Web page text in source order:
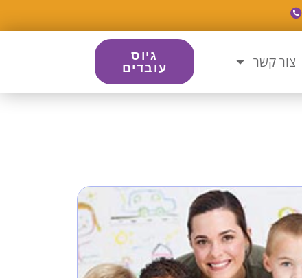
צור קשר
גיוס
עובדים